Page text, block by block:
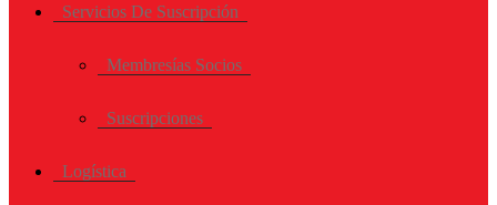
Servicios De Suscripción
Membresías Socios
Suscripciones
Logística